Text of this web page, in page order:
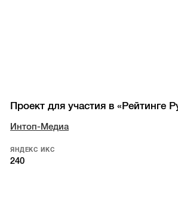
Проект для участия в «Рейтинге
Интоп-Медиа
ЯНДЕКС ИКС
240